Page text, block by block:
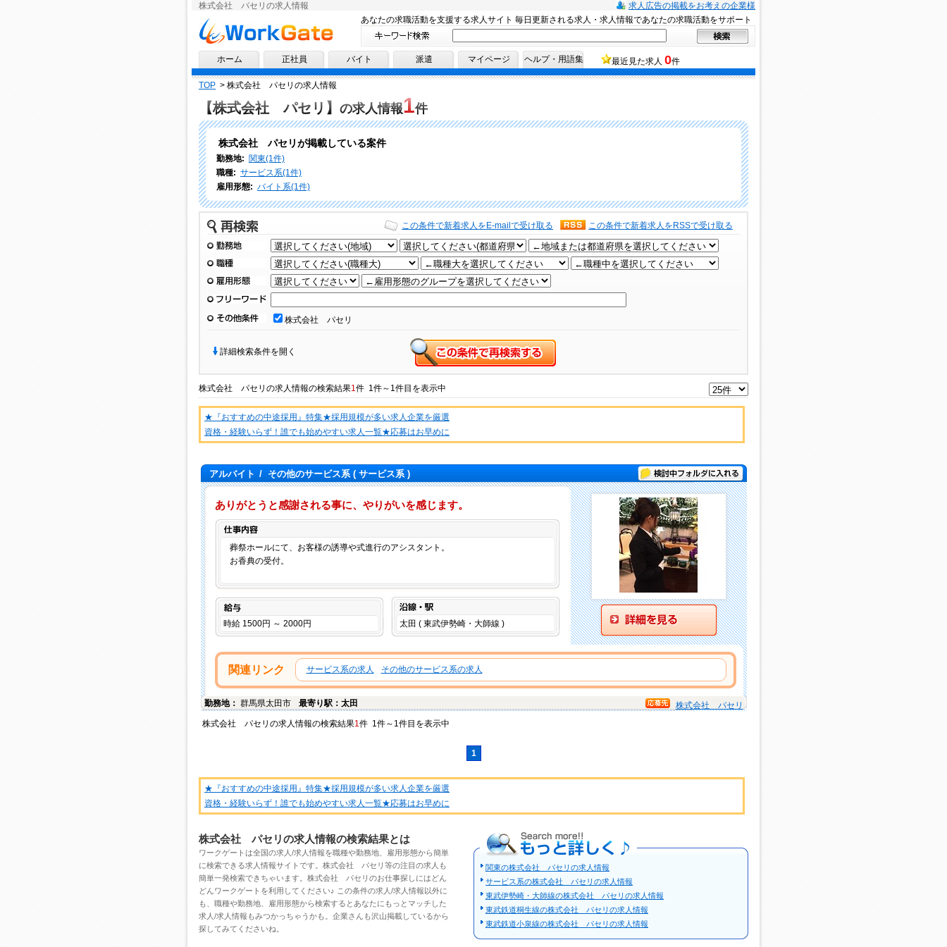
株式会社 パセリの求人情報
求人広告の掲載をお考えの企業様
求人情報ならワークゲートへ！
あなたの求職活動を支援する求人サイト 毎日更新される求人・求人情報であなたの求職活動をサポート
ホーム 正社員 バイト 派遣 マイページ ヘルプ・用語集 最近見た求人 0件
TOP > 株式会社 パセリの求人情報
【株式会社 パセリ】 の求人情報1件
株式会社 パセリが掲載している案件
勤務地: 関東(1件)
職種: サービス系(1件)
雇用形態: バイト系(1件)
再検索 この条件で新着求人をRSSで受け取る
この条件で新着求人をE-mailで受け取る
勤務地
職種
雇用形態
フリーワード
その他条件 株式会社 パセリ
詳細検索条件を開く
株式会社 パセリ の求人情報の検索結果1件 1件～1件目を表示中
★『おすすめの中途採用』特集★採用規模が多い求人企業を厳選
資格・経験いらず！誰でも始めやすい求人一覧★応募はお早めに
アルバイト / その他のサービス系( サービス系 ) 検討中フォルダに入れる
ありがとうと感謝される事に、やりがいを感じます。
葬祭ホールにて、お客様の誘導や式進行のアシスタント。
お香典の受付。
給与
時給 1500円 ～ 2000円 太田 ( 東武伊勢崎・大師線 )
関連リンク サービス系の求人 その他のサービス系の求人
勤務地： 群馬県太田市 最寄り駅：太田
株式会社 パセリ
株式会社 パセリ の求人情報の検索結果1件 1件～1件目を表示中
1
★『おすすめの中途採用』特集★採用規模が多い求人企業を厳選
資格・経験いらず！誰でも始めやすい求人一覧★応募はお早めに
株式会社 パセリの求人情報の検索結果とは
ワークゲートは全国の求人/求人情報を職種や勤務地、雇用形態から簡単
に検索できる求人情報サイトです。 株式会社 パセリ 等の注目の求人 も
簡単一発検索できちゃいます。株式会社 パセリのお仕事探しにはどん
どんワークゲートを利用してください♪ この条件の求人/求人情報以外に
も、職種や勤務地、雇用形態から検索するとあなたにもっとマッチした
求人/求人情報もみつかっちゃうかも。企業さんも沢山掲載しているから
探してみてくださいね。
もっと詳しく
関東の株式会社 パセリの求人情報
サービス系の株式会社 パセリの求人情報
東武伊勢崎・大師線の株式会社 パセリの求人情報
東武鉄道桐生線の株式会社 パセリの求人情報
東武鉄道小泉線の株式会社 パセリの求人情報